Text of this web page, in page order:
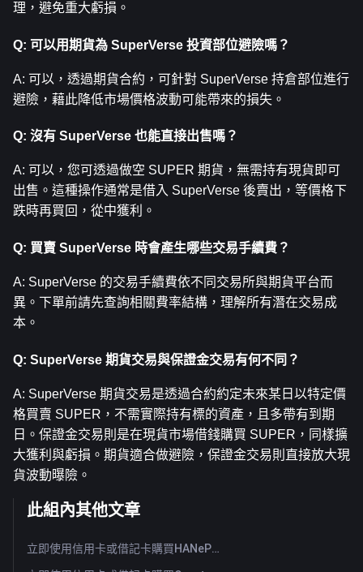
理，避免重大虧損。
Q: 可以用期貨為 SuperVerse 投資部位避險嗎？
A: 可以，透過期貨合約，可針對 SuperVerse 持倉部位進行
避險，藉此降低市場價格波動可能帶來的損失。
Q: 沒有 SuperVerse 也能直接出售嗎？
A: 可以，您可透過做空 SUPER 期貨，無需持有現貨即可
出售。這種操作通常是借入 SuperVerse 後賣出，等價格下
跌時再買回，從中獲利。
Q: 買賣 SuperVerse 時會產生哪些交易手續費？
A: SuperVerse 的交易手續費依不同交易所與期貨平台而
異。下單前請先查詢相關費率結構，理解所有潛在交易成
本。
Q: SuperVerse 期貨交易與保證金交易有何不同？
A: SuperVerse 期貨交易是透過合約約定未來某日以特定價
格買賣 SUPER，不需實際持有標的資產，且多帶有到期
日。保證金交易則是在現貨市場借錢購買 SUPER，同樣擴
大獲利與虧損。期貨適合做避險，保證金交易則直接放大現
貨波動曝險。
此組內其他文章
立即使用信用卡或借記卡購買HANePlatform (HANEP)